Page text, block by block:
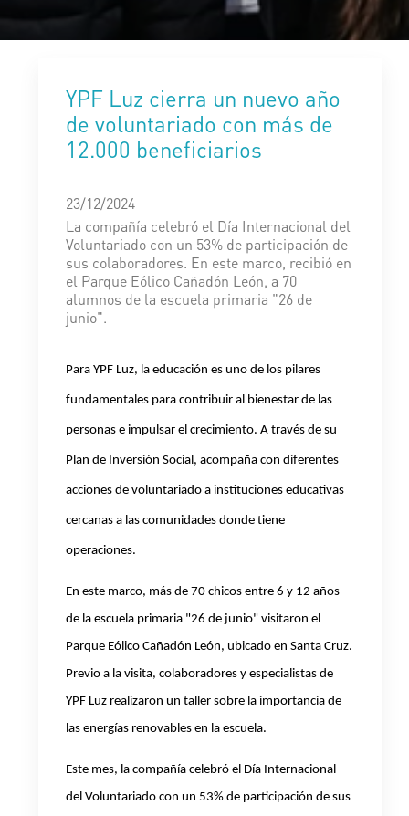
YPF Luz cierra un nuevo año
de voluntariado con más de
12.000 beneficiarios
23/12/2024
La compañía celebró el Día Internacional del
Voluntariado con un 53% de participación de
sus colaboradores. En este marco, recibió en
el Parque Eólico Cañadón León, a 70
alumnos de la escuela primaria "26 de
junio".
Para YPF Luz, la educación es uno de los pilares
fundamentales para contribuir al bienestar de las
personas e impulsar el crecimiento. A través de su
Plan de Inversión Social, acompaña con diferentes
acciones de voluntariado a instituciones educativas
cercanas a las comunidades donde tiene
operaciones.
En este marco, más de 70 chicos entre 6 y 12 años
de la escuela primaria "26 de junio" visitaron el
Parque Eólico Cañadón León, ubicado en Santa Cruz.
Previo a la visita, colaboradores y especialistas de
YPF Luz realizaron un taller sobre la importancia de
las energías renovables en la escuela.
Este mes, la compañía celebró el Día Internacional
del Voluntariado con un 53% de participación de sus